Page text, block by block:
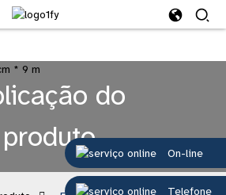
On-line
Telefone
do
produto